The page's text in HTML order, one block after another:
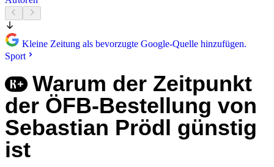
Kleine Zeitung als bevorzugte Google-Quelle hinzufügen.
Sport
Warum der Zeitpunkt
der ÖFB-Bestellung von
Sebastian Prödl günstig
ist